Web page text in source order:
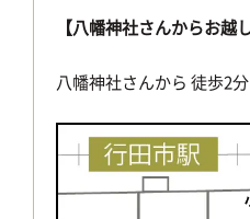
【八幡神社さんからお越
八幡神社さんから 徒歩2分